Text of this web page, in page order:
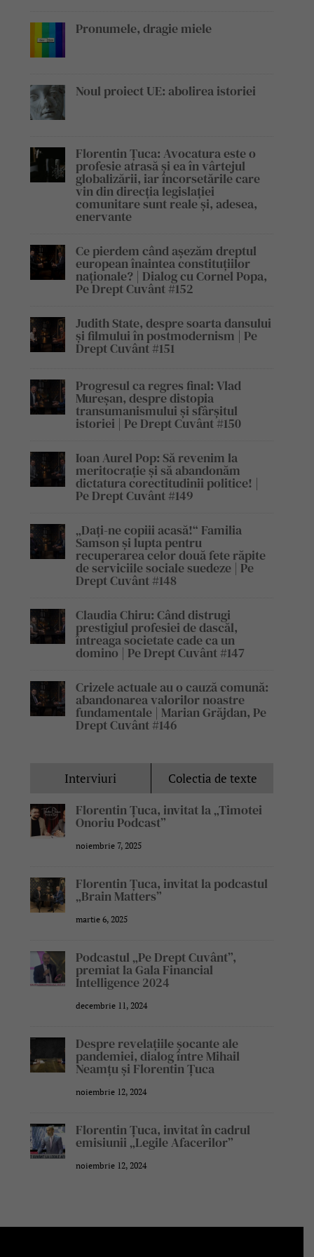
Pronumele, dragie miele
Noul proiect UE: abolirea istoriei
Florentin Țuca: Avocatura este o
profesie atrasă și ea în vârtejul
globalizării, iar încorsetările care
vin din direcția legislației
comunitare sunt reale și, adesea,
enervante
Ce pierdem când așezăm dreptul
european înaintea constituțiilor
naționale? | Dialog cu Cornel Popa,
Pe Drept Cuvânt #152
Judith State, despre soarta dansului
și filmului în postmodernism | Pe
Drept Cuvânt #151
Progresul ca regres final: Vlad
Mureșan, despre distopia
transumanismului și sfârșitul
istoriei | Pe Drept Cuvânt #150
Ioan Aurel Pop: Să revenim la
meritocrație și să abandonăm
dictatura corectitudinii politice! |
Pe Drept Cuvânt #149
„Dați-ne copiii acasă!“ Familia
Samson și lupta pentru
recuperarea celor două fete răpite
de serviciile sociale suedeze | Pe
Drept Cuvânt #148
Claudia Chiru: Când distrugi
prestigiul profesiei de dascăl,
întreaga societate cade ca un
domino | Pe Drept Cuvânt #147
Crizele actuale au o cauză comună:
abandonarea valorilor noastre
fundamentale | Marian Grăjdan, Pe
Drept Cuvânt #146
Interviuri Colectia de texte
Florentin Țuca, invitat la „Timotei
Onoriu Podcast”
noiembrie 7, 2025
Florentin Țuca, invitat la podcastul
„Brain Matters”
martie 6, 2025
Podcastul „Pe Drept Cuvânt”,
premiat la Gala Financial
Intelligence 2024
decembrie 11, 2024
Despre revelațiile șocante ale
pandemiei, dialog între Mihail
Neamțu și Florentin Țuca
noiembrie 12, 2024
Florentin Țuca, invitat în cadrul
emisiunii „Legile Afacerilor”
noiembrie 12, 2024